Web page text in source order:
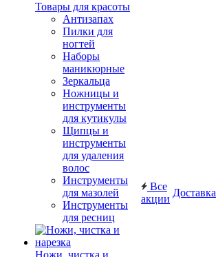
Товары для красоты
Антизапах
Пилки для
ногтей
Наборы
маникюрные
Зеркальца
Ножницы и
инструменты
для кутикулы
Щипцы и
инструменты
для удаления
волос
Инструменты
для мазолей
Инструменты
для ресниц
Ножи, чистка и
Все
акции
Доставка